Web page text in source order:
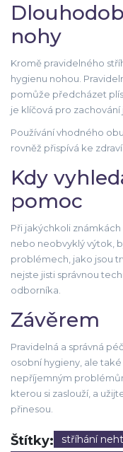
nohy
Kromě pravidelného
hygienu nohou.
pomůže předcházet
je klíčová pro zachování
Používání vhodného
rovněž přispívá ke
Kdy
pomoc
Při jakýchkoli
nebo neobvyklý výtok,
problémech, jako jsou
nejste jisti správnou
odborníka.
Závěrem
Pravidelná a správná
osobní hygieny, ale
nepříjemným
kterou si zaslouží, a
přinesou.
Štítky: stříhání